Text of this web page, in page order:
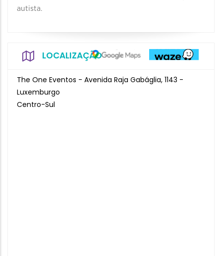
autista.
LOCALIZAÇÃO
The One Eventos - Avenida Raja Gabáglia, 1143 -
Luxemburgo
Centro-Sul